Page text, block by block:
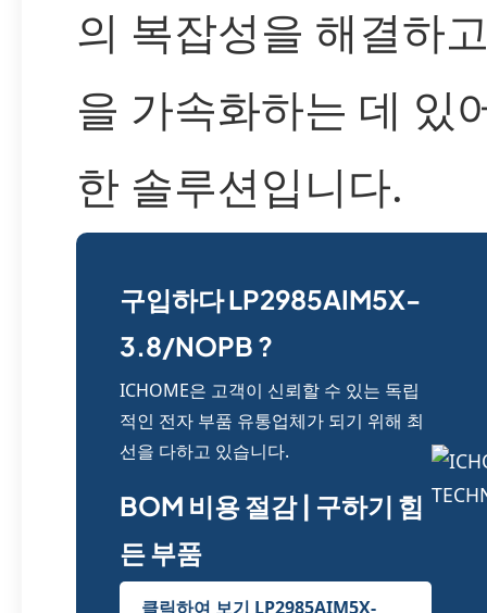
의 복잡성을 해결하
을 가속화하는 데 있
한 솔루션입니다.
구입하다 LP2985AIM5X-
3.8/NOPB ?
ICHOME은 고객이 신뢰할 수 있는 독립
적인 전자 부품 유통업체가 되기 위해 최
선을 다하고 있습니다.
BOM 비용 절감 | 구하기 힘
든 부품
클릭하여 보기 LP2985AIM5X-